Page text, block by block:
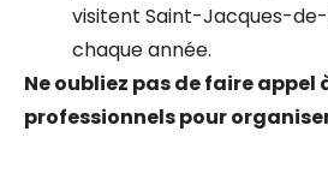
visitent Saint-Jacques-
chaque année.
Ne oubliez pas de faire appel
professionnels pour